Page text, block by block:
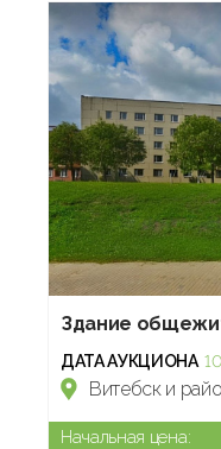
Здание
ДАТА АУКЦИОНА
Витебск и
Начальная цена: